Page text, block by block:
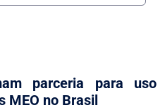
parceria para uso
no Brasil